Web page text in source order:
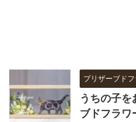
プリザーブド
うちの子
ブドフラワ